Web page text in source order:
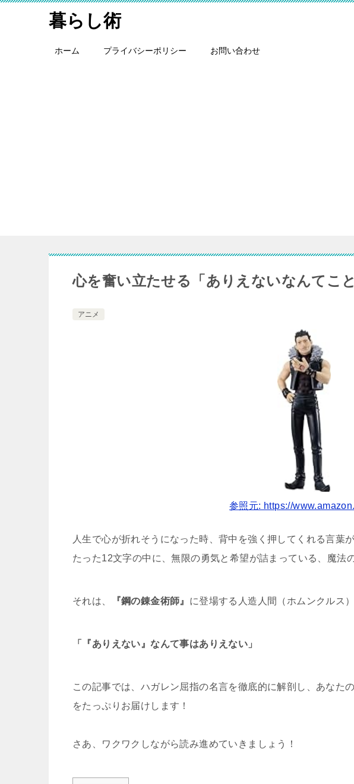
暮らし術
ホーム プライバシーポリシー お問い合わせ
心を奮い立たせる「ありえないなんてこ
アニメ
参照元: https://
人生で心が折れそうになった時、背中を強く押してくれる言葉
たった12文字の中に、無限の勇気と希望が詰まっている、魔法
それは、 『鋼の錬金術師』 に登場する人造人間（ホムンクルス）
「『ありえない』なんて事はありえない」
この記事では、ハガレン屈指の名言を徹底的に解剖し、あなた
をたっぷりお届けします！
さあ、ワクワクしながら読み進めていきましょう！